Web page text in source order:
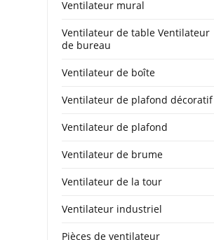
Ventilateur mural
Ventilateur de table Ventilateur
de bureau
Ventilateur de boîte
Ventilateur de plafond décoratif
Ventilateur de plafond
Ventilateur de brume
Ventilateur de la tour
Ventilateur industriel
Pièces de ventilateur